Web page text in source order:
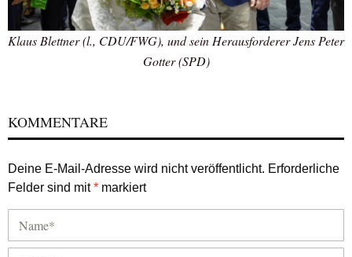
Klaus Blettner (l., CDU/FWG), und sein Herausforderer Jens Peter
Gotter (SPD)
KOMMENTARE
Deine E-Mail-Adresse wird nicht veröffentlicht. Erforderliche
Felder sind mit* markiert